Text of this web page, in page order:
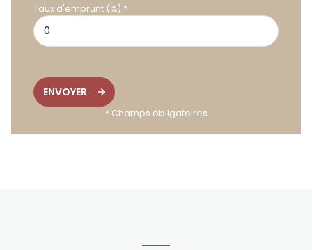
Taux d'emprunt (%) *
ENVOYER
* Champs obligatoires